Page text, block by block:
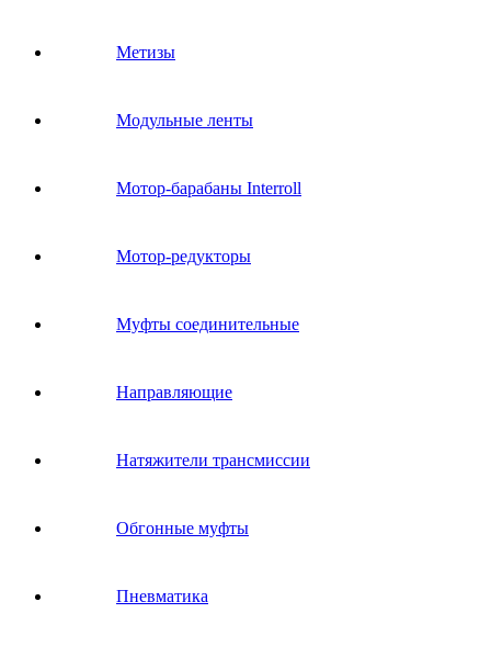
Метизы
Модульные ленты
Мотор-барабаны Interroll
Мотор-редукторы
Муфты соединительные
Направляющие
Натяжители трансмиссии
Обгонные муфты
Пневматика